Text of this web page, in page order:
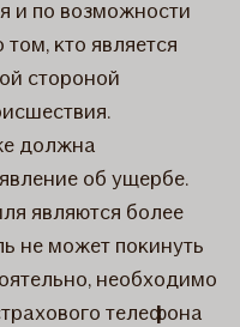
и по возможности
кто является
стороной
должна
об ущербе.
являются более
не может покинуть
необходимо
телефона